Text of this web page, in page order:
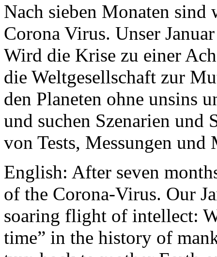
Nach sieben Monaten
Corona Virus. Unser
Wird die Krise zu einer
die Weltgesellschaft zur
den Planeten ohne unsins
und suchen Szenarien und
von Tests, Messungen und
English: After seven
of the Corona-Virus. Our
soaring flight of intellect:
time” in the history of